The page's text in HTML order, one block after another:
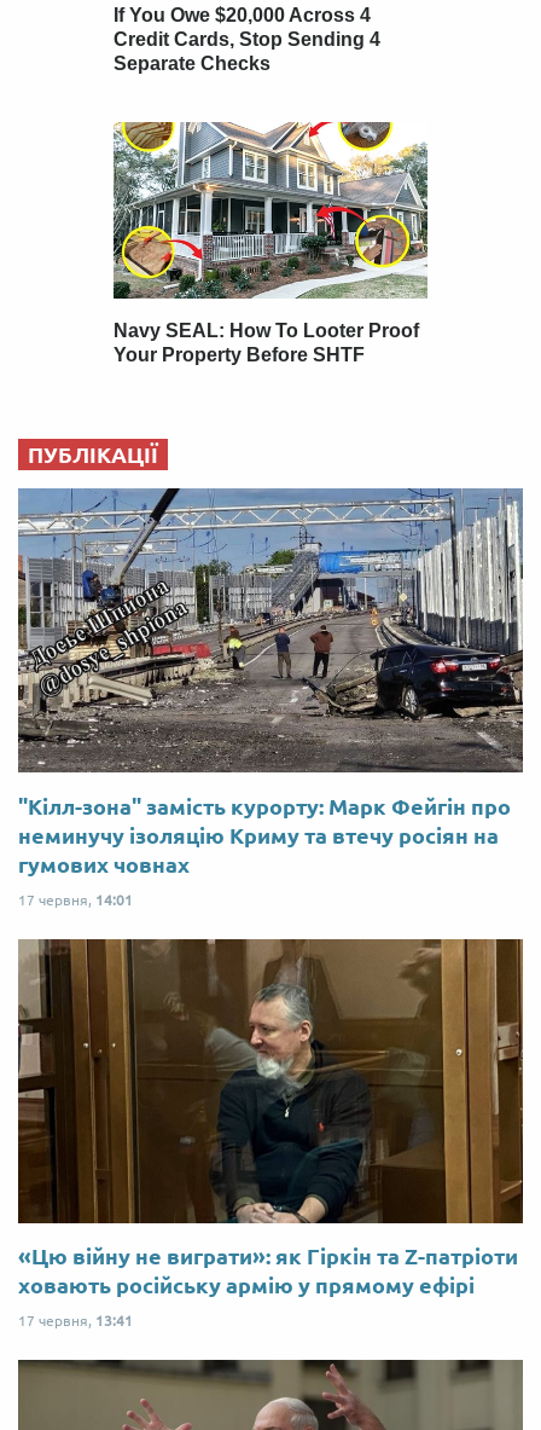
ПУБЛІКАЦІЇ
"Кілл-зона" замість курорту: Марк Фейгін про
неминучу ізоляцію Криму та втечу росіян на
гумових човнах
17 червня, 14:01
«Цю війну не виграти»: як Гіркін та Z-патріоти
ховають російську армію у прямому ефірі
17 червня, 13:41